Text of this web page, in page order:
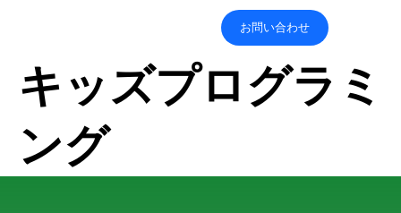
お問い合わせ
​キッズプログラミ
ング